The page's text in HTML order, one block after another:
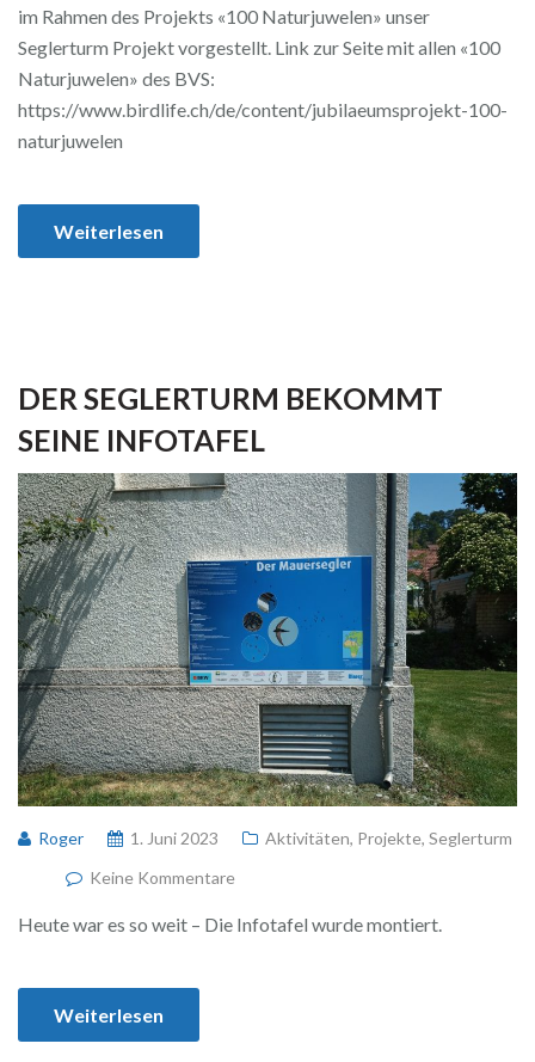
im Rahmen des Projekts «100 Naturjuwelen» unser
Seglerturm Projekt vorgestellt. Link zur Seite mit allen «100
Naturjuwelen» des BVS:
https://www.birdlife.ch/de/content/jubilaeumsprojekt-100-
naturjuwelen
Weiterlesen
DER SEGLERTURM BEKOMMT
SEINE INFOTAFEL
Roger 1. Juni 2023 Aktivitäten, Projekte, Seglerturm
Keine Kommentare
Heute war es so weit – Die Infotafel wurde montiert.
Weiterlesen